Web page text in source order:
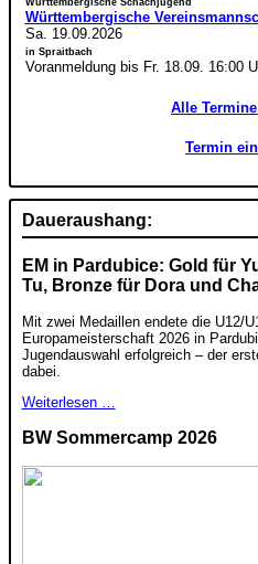
Württembergische Schachjugend
Württembergische
Sa. 19.09.2026
in Spraitbach
Voranmeldung bis Fr. 18.09. 16:00
Alle
Termin
Daueraushang:
EM in Pardubice: Gold für
Tu, Bronze für Dora und
Mit zwei Medaillen endete die U12/
Europameisterschaft 2026 in
Jugendauswahl erfolgreich – der
dabei.
Weiterlesen …
BW Sommercamp 2026